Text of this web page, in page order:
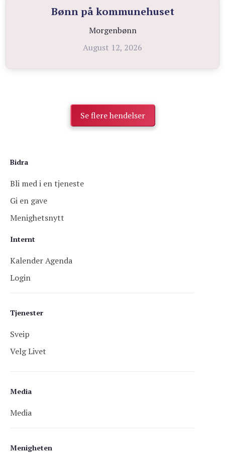
Bønn på kommunehuset
Morgenbønn
August 12, 2026
Se flere hendelser
Menigheten
Tjenester
Sveip
Velg Livet
Media
Media
Bidra
Bli med i en tjeneste
Gi en gave
Menighetsnytt
Internt
Kalender Agenda
Login